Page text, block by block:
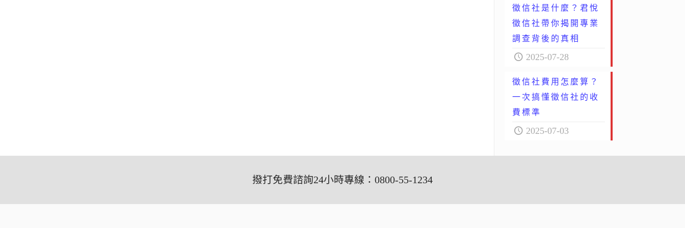
徵信社是什麼？君悅
徵信社帶你揭開專業
調查背後的真相
2025-07-28
徵信社費用怎麼算？
一次搞懂徵信社的收
費標準
2025-07-03
撥打免費諮詢24小時專線：0800-55-1234